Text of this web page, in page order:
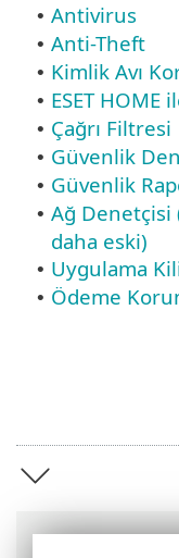
• Antivirus
• Anti-Theft
• Kimlik Avı
• ESET HOME
• Çağrı Filtresi
• Güvenlik
• Güvenlik
• Ağ Denetçisi
daha eski)
• Uygulama
• Ödeme